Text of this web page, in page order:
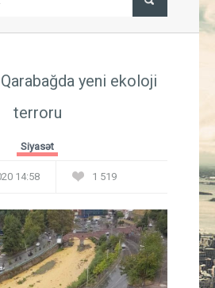
İqtisadiyyat
Güney Azərbaycan
Mədəniyyət
yeni ekoloji
terroru
Siyasət
14:58 1 519